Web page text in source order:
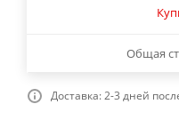
Общая
Доставка: 2-3 дней